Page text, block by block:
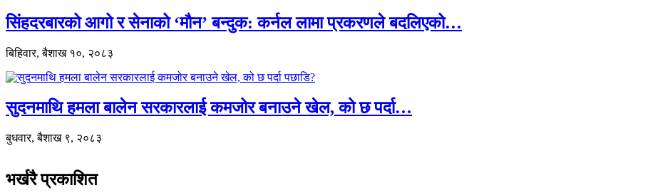
सिंहदरबारको आगो र सेनाको ‘मौन’ बन्दुक: कर्नल लामा प्रकरणले बदलिएको…
बिहिवार, बैशाख १०, २०८३
सुदनमाथि हमला बालेन सरकारलाई कमजोर बनाउने खेल, को छ पर्दा…
बुधवार, बैशाख ९, २०८३
भर्खरै प्रकाशित